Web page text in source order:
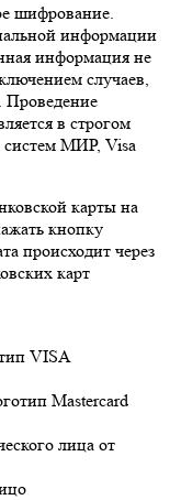
шифрование.
информации
информация не
случаев,
Проведение
в строгом
систем МИР, Visa
карты на
кнопку
происходит через
карт
VISA
Mastercard
лица от